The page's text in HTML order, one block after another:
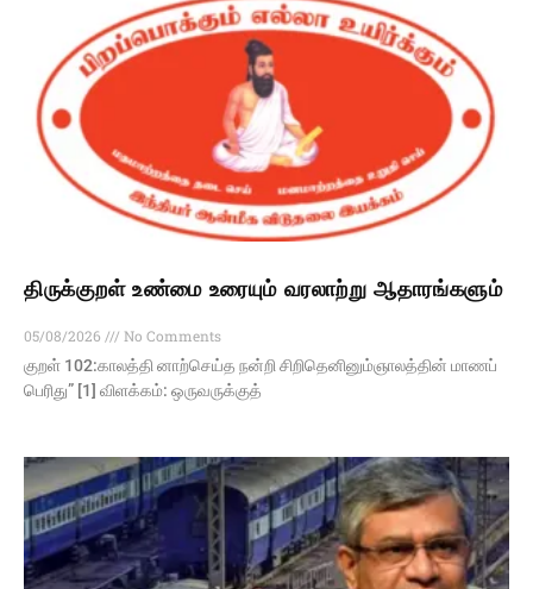
திருக்குறள் உண்மை உரையும் வரலாற்று ஆதாரங்களும்
05/08/2026
No Comments
குறள் 102:காலத்தி னாற்செய்த நன்றி சிறிதெனினும்ஞாலத்தின் மாணப்
பெரிது” [1] விளக்கம்: ஒருவருக்குத்